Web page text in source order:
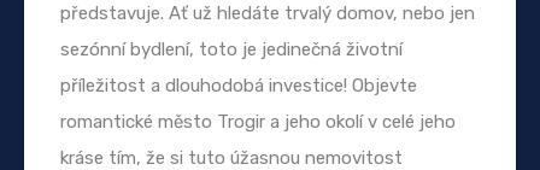
představuje. Ať už hledáte trvalý domov, nebo jen
sezónní bydlení, toto je jedinečná životní
příležitost a dlouhodobá investice! Objevte
romantické město Trogir a jeho okolí v celé jeho
kráse tím, že si tuto úžasnou nemovitost